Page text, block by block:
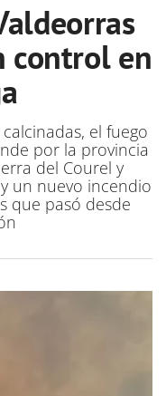
control en
el fuego
por la provincia
del Courel y
un nuevo incendio
que pasó desde